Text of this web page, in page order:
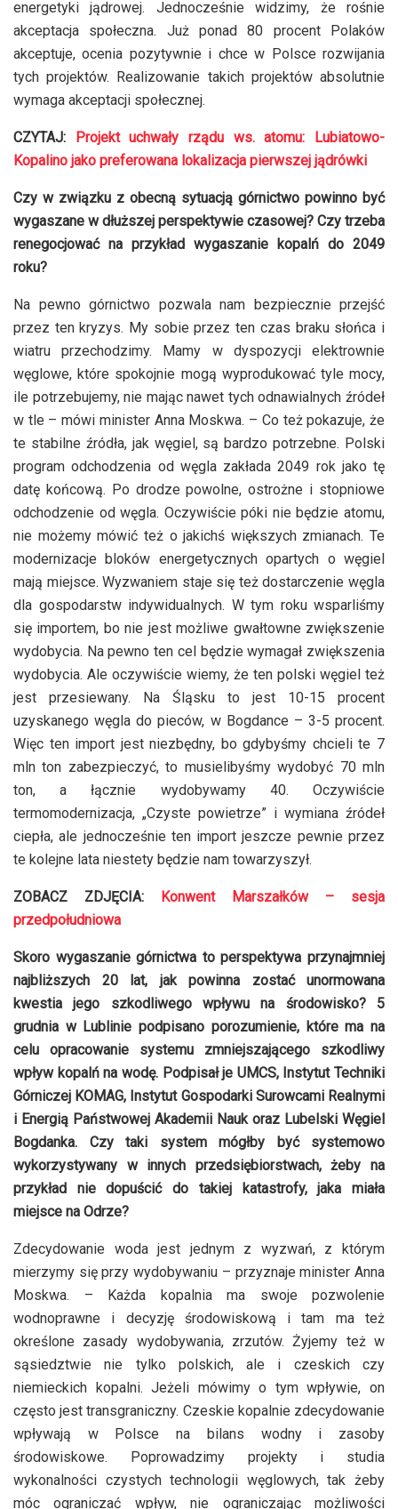
energetyki jądrowej. Jednocześnie widzimy, że rośnie
akceptacja społeczna. Już ponad 80 procent Polaków
akceptuje, ocenia pozytywnie i chce w Polsce rozwijania
tych projektów. Realizowanie takich projektów absolutnie
wymaga akceptacji społecznej.
CZYTAJ: Projekt uchwały rządu ws. atomu: Lubiatowo-
Kopalino jako preferowana lokalizacja pierwszej jądrówki
Czy w związku z obecną sytuacją górnictwo powinno być
wygaszane w dłuższej perspektywie czasowej? Czy trzeba
renegocjować na przykład wygaszanie kopalń do 2049
roku?
Na pewno górnictwo pozwala nam bezpiecznie przejść
przez ten kryzys. My sobie przez ten czas braku słońca i
wiatru przechodzimy. Mamy w dyspozycji elektrownie
węglowe, które spokojnie mogą wyprodukować tyle mocy,
ile potrzebujemy, nie mając nawet tych odnawialnych źródeł
w tle – mówi minister Anna Moskwa. – Co też pokazuje, że
te stabilne źródła, jak węgiel, są bardzo potrzebne. Polski
program odchodzenia od węgla zakłada 2049 rok jako tę
datę końcową. Po drodze powolne, ostrożne i stopniowe
odchodzenie od węgla. Oczywiście póki nie będzie atomu,
nie możemy mówić też o jakichś większych zmianach. Te
modernizacje bloków energetycznych opartych o węgiel
mają miejsce. Wyzwaniem staje się też dostarczenie węgla
dla gospodarstw indywidualnych. W tym roku wsparliśmy
się importem, bo nie jest możliwe gwałtowne zwiększenie
wydobycia. Na pewno ten cel będzie wymagał zwiększenia
wydobycia. Ale oczywiście wiemy, że ten polski węgiel też
jest przesiewany. Na Śląsku to jest 10-15 procent
uzyskanego węgla do pieców, w Bogdance – 3-5 procent.
Więc ten import jest niezbędny, bo gdybyśmy chcieli te 7
mln ton zabezpieczyć, to musielibyśmy wydobyć 70 mln
ton, a łącznie wydobywamy 40. Oczywiście
termomodernizacja, „Czyste powietrze” i wymiana źródeł
ciepła, ale jednocześnie ten import jeszcze pewnie przez
te kolejne lata niestety będzie nam towarzyszył.
ZOBACZ ZDJĘCIA: Konwent Marszałków – sesja
przedpołudniowa
Skoro wygaszanie górnictwa to perspektywa przynajmniej
najbliższych 20 lat, jak powinna zostać unormowana
kwestia jego szkodliwego wpływu na środowisko? 5
grudnia w Lublinie podpisano porozumienie, które ma na
celu opracowanie systemu zmniejszającego szkodliwy
wpływ kopalń na wodę. Podpisał je UMCS, Instytut Techniki
Górniczej KOMAG, Instytut Gospodarki Surowcami Realnymi
i Energią Państwowej Akademii Nauk oraz Lubelski Węgiel
Bogdanka. Czy taki system mógłby być systemowo
wykorzystywany w innych przedsiębiorstwach, żeby na
przykład nie dopuścić do takiej katastrofy, jaka miała
miejsce na Odrze?
Zdecydowanie woda jest jednym z wyzwań, z którym
mierzymy się przy wydobywaniu – przyznaje minister Anna
Moskwa. – Każda kopalnia ma swoje pozwolenie
wodnoprawne i decyzję środowiskową i tam ma też
określone zasady wydobywania, zrzutów. Żyjemy też w
sąsiedztwie nie tylko polskich, ale i czeskich czy
niemieckich kopalni. Jeżeli mówimy o tym wpływie, on
często jest transgraniczny. Czeskie kopalnie zdecydowanie
wpływają w Polsce na bilans wodny i zasoby
środowiskowe. Poprowadzimy projekty i studia
wykonalności czystych technologii węglowych, tak żeby
móc ograniczać wpływ, nie ograniczając możliwości